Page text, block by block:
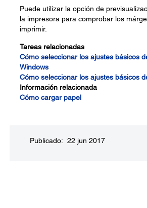
Puede utilizar la opción de
la impresora para comprobar los
imprimir.
Tareas relacionadas
Cómo seleccionar los ajustes básicos
Windows
Cómo seleccionar los ajustes básicos
Información relacionada
Cómo cargar papel
Publicado: 22 jun 2017